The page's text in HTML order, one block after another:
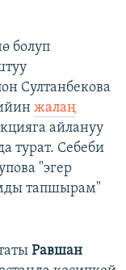
болуп
Султанбекова
жалаң
айлануу
турат. Себеби
"эгер
тапшырам"
Равшан